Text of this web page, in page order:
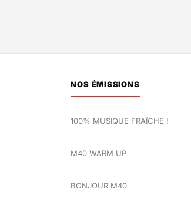
NOS ÉMISSIONS
100% MUSIQUE FRAÎCHE !
M40 WARM UP
BONJOUR M40